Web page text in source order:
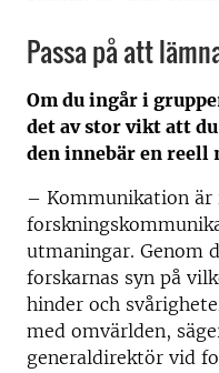
Passa på att
Om du ingår i
det av stor vikt att
den innebär en reell
– Kommunikation är
utmaningar. Genom
forskarnas syn på
hinder och
med omvärlden,
generaldirektör vid